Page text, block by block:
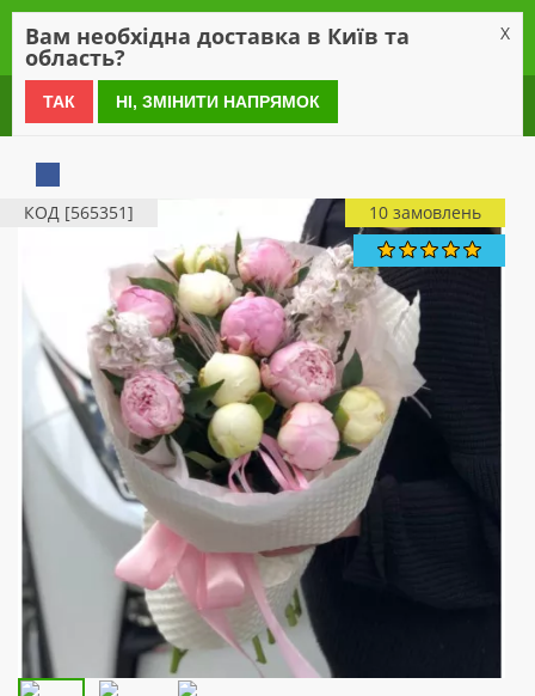
0 800 21 54 55
КОД [565351] 10 замовлень
Вам необхідна доставка в Київ та
область?
X
ТАК НІ, ЗМІНИТИ НАПРЯМОК